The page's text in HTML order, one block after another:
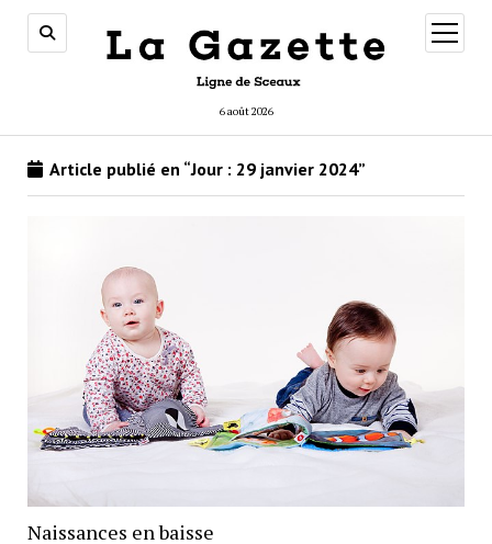
6 août 2026
ouvrir
menu
Article publié en “Jour : 29 janvier 2024”
Naissances en baisse